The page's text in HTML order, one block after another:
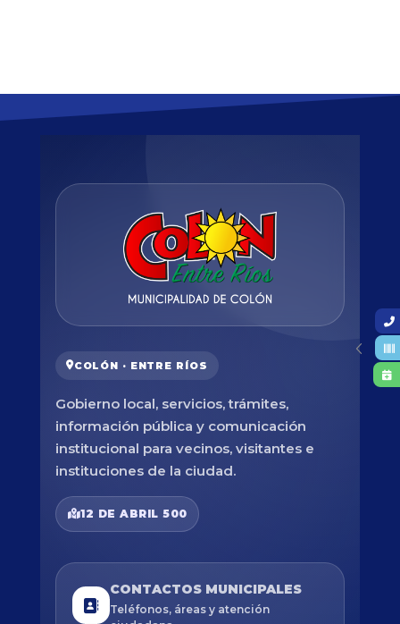
COLÓN · ENTRE RÍOS
Gobierno local, servicios, trámites,
información pública y comunicación
institucional para vecinos, visitantes e
instituciones de la ciudad.
12 DE ABRIL 500
CONTACTOS MUNICIPALES
Teléfonos, áreas y atención